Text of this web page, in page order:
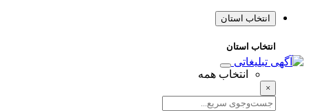
انتخاب استان
انتخاب استان
انتخاب همه
×